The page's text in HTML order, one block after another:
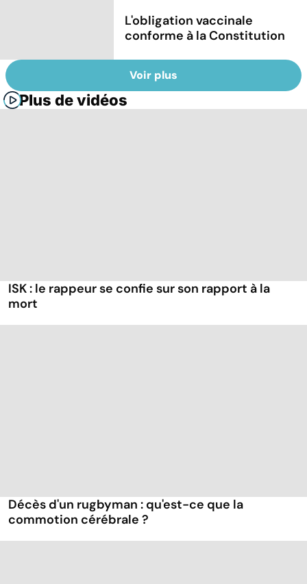
L'obligation vaccinale
conforme à la Constitution
Voir plus
Plus de vidéos
ISK : le rappeur se confie sur son rapport à la
mort
Décès d'un rugbyman : qu'est-ce que la
commotion cérébrale ?